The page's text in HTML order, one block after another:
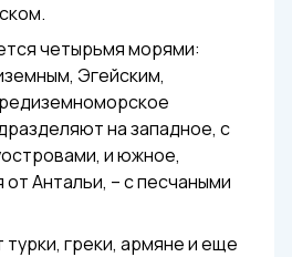
четырьмя морями:
Эгейским,
на западное, с
и южное,
Антальи, – с песчаными
турки, греки, армяне и еще